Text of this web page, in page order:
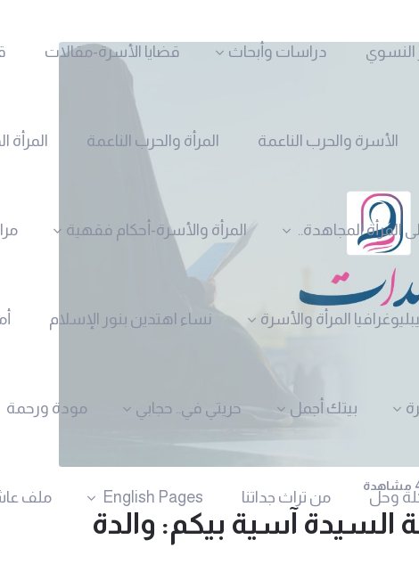
النسوي دراسات وأبحاث قضايا الأسرة-مقالات
الأسرة والحرب الناعمة المرأة والحرب الناعمة المرأة
إلى المرأة المجاهدة.. المرأة والأسرة-أحكام فقهية
المرأة والأسرة نساء اهتدين بنور الإسلام
بيتك أجمل حريتي في.. حجابي مودة ورحمة
وحل من تراث جداتنا English Pages ملف
السيدة آسية بيكم: والدة